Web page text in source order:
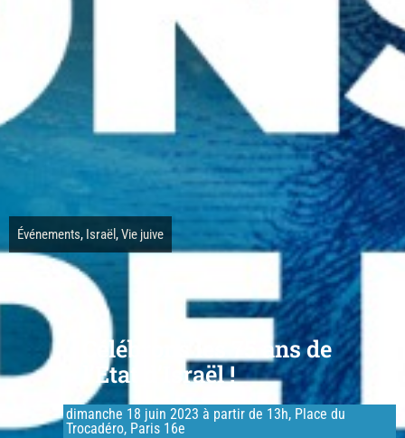
Événements, Israël,Vie juive
Célébrons les 75 ans de
l’Etat d’Israël !
dimanche 18 juin 2023 à partir de 13h, Place du
Trocadéro, Paris 16e